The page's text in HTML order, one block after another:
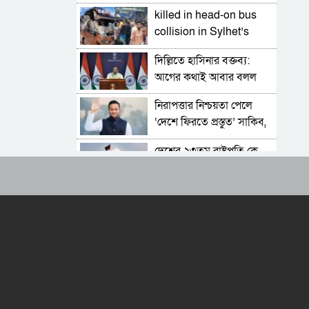
ঢাকাগামী বিমান, ভেতরে
আড়াই শতাধিক যাত্রী
killed in head-on bus
collision in Sylhet’s
Osmaninagar; three
victims yet to be
identified
দিল্লিতে হাসিনার বক্তব্য:
আগের কথাই আবার বলল
ভারত
নিরাপত্তার নিশ্চয়তা পেলে
‘দেশে ফিরতে প্রস্তুত’ সাকিব,
বিচারের মুখোমুখি হতেও ভয়
নেই
দেশের ২৩তম রাষ্ট্রপতি কে
চট্টগ্রামে সাবেক শিক্ষামন্ত্রী